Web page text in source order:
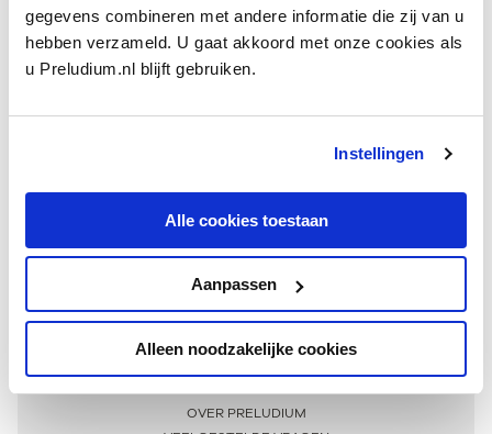
gegevens combineren met andere informatie die zij van u
hebben verzameld. U gaat akkoord met onze cookies als
u Preludium.nl blijft gebruiken.
Instellingen
Alle cookies toestaan
Aanpassen
Alleen noodzakelijke cookies
Meer informatie
OVER PRELUDIUM